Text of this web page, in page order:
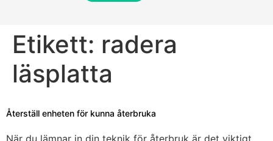
Etikett: radera
läsplatta
Återställ enheten för kunna återbruka